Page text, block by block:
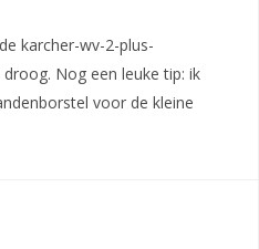
karcher-wv-2-plus-
Nog een leuke tip: ik
voor de kleine